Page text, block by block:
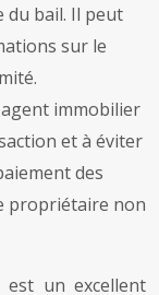
du bail. Il peut
sur le
immobilier
et à éviter
des
propriétaire non
un excellent